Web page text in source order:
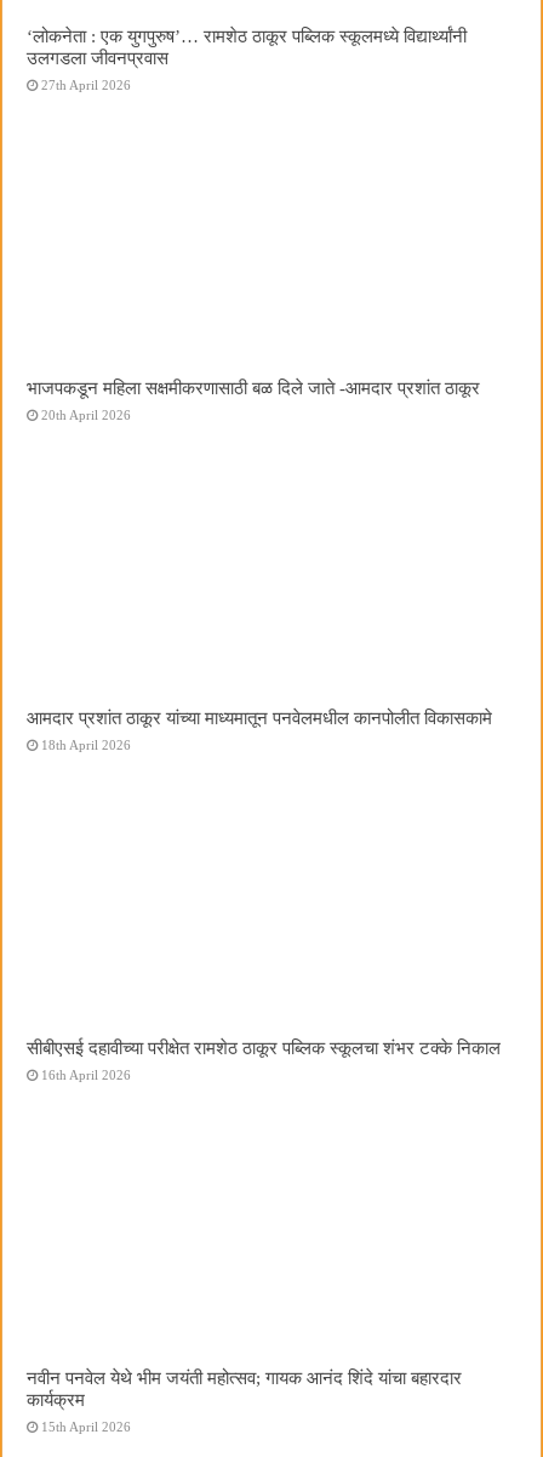
‌‘लोकनेता : एक युगपुरुष‌’… रामशेठ ठाकूर पब्लिक स्कूलमध्ये विद्यार्थ्यांनी
उलगडला जीवनप्रवास
27th April 2026
भाजपकडून महिला सक्षमीकरणासाठी बळ दिले जाते -आमदार प्रशांत ठाकूर
20th April 2026
आमदार प्रशांत ठाकूर यांच्या माध्यमातून पनवेलमधील कानपोलीत विकासकामे
18th April 2026
सीबीएसई दहावीच्या परीक्षेत रामशेठ ठाकूर पब्लिक स्कूलचा शंभर टक्के निकाल
16th April 2026
नवीन पनवेल येथे भीम जयंती महोत्सव; गायक आनंद शिंदे यांचा बहारदार
कार्यक्रम
15th April 2026